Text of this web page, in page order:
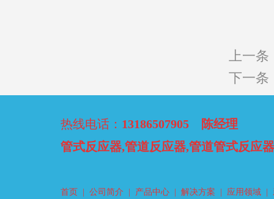
上一条
下一条
热线电话： 13186507905 陈经理
管式反应器,管道反应器,管道管式反应器
首页 公司简介 产品中心 解决方案 应用领域